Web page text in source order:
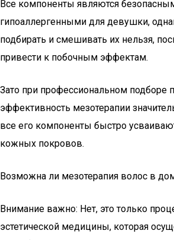
Все компоненты являются
гипоаллергенными для девушки,
подбирать и смешивать их нельзя,
привести к побочным эффектам.
Зато при профессиональном подборе
эффективность мезотерапии
все его компоненты быстро
кожных покровов.
Возможна ли мезотерапия волос в
Внимание важно: Нет, это только
эстетической медицины, которая